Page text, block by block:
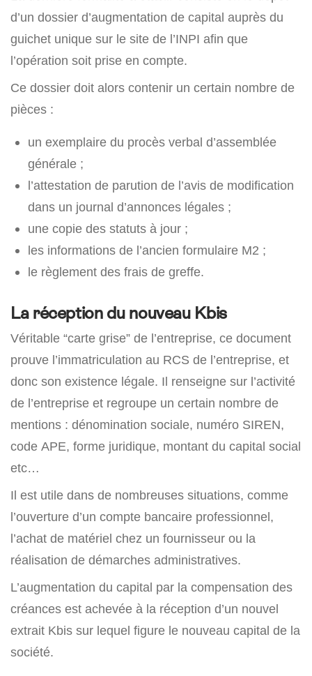
d’un dossier d’augmentation de capital auprès du
guichet unique sur le site de l’INPI afin que
l’opération soit prise en compte.
Ce dossier doit alors contenir un certain nombre de
pièces :
un exemplaire du procès verbal d’assemblée
générale ;
l’attestation de parution de l’avis de modification
dans un journal d’annonces légales ;
une copie des statuts à jour ;
les informations de l’ancien formulaire M2 ;
le règlement des frais de greffe.
La réception du nouveau Kbis
Véritable “carte grise” de l’entreprise, ce document
prouve l’immatriculation au RCS de l’entreprise, et
donc son existence légale. Il renseigne sur l’activité
de l’entreprise et regroupe un certain nombre de
mentions : dénomination sociale, numéro SIREN,
code APE, forme juridique, montant du capital social
etc…
Il est utile dans de nombreuses situations, comme
l’ouverture d’un compte bancaire professionnel,
l’achat de matériel chez un fournisseur ou la
réalisation de démarches administratives.
L’augmentation du capital par la compensation des
créances est achevée à la réception d’un nouvel
extrait Kbis sur lequel figure le nouveau capital de la
société.